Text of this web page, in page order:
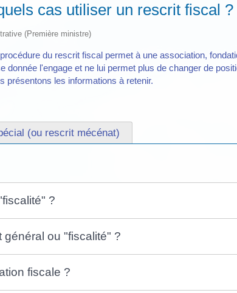
cas utiliser un rescrit fiscal ?
(Première ministre)
du rescrit fiscal permet à une association,
donnée l'engage et ne lui permet plus de changer de
présentons les informations à retenir.
(ou rescrit mécénat)
?
général ou "fiscalité" ?
fiscale ?